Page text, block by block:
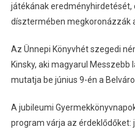
játékának eredményhirdetését,
dísztermében megkoronázzák
Az Ünnepi Könyvhét szegedi
Kinsky, aki magyarul
mutatja be június 9-én a
A jubileumi
program várja az érdeklődőket: